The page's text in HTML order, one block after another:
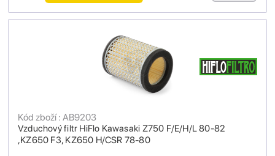
Vzduchový filtr HiFlo Kawasaki Z750 F/E/H/L 80-82
,KZ650 F3, KZ650 H/CSR 78-80
Kód zboží : AB9203